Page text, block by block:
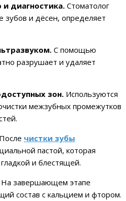
диагностика. Стоматолог
зубов и дёсен, определяет
С помощью
разрушает и удаляет
зон. Используются
межзубных промежутков
После чистки зубы
пастой, которая
и блестящей.
На завершающем этапе
состав с кальцием и фтором.